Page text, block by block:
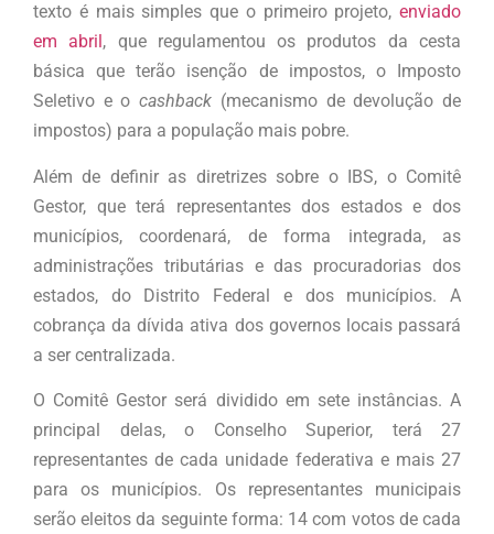
texto é mais simples que o primeiro projeto, enviado
em abril, que regulamentou os produtos da cesta
básica que terão isenção de impostos, o Imposto
Seletivo e ocashback (mecanismo de devolução de
impostos) para a população mais pobre.
Além de definir as diretrizes sobre o IBS, o Comitê
Gestor, que terá representantes dos estados e dos
municípios, coordenará, de forma integrada, as
administrações tributárias e das procuradorias dos
estados, do Distrito Federal e dos municípios. A
cobrança da dívida ativa dos governos locais passará
a ser centralizada.
O Comitê Gestor será dividido em sete instâncias. A
principal delas, o Conselho Superior, terá 27
representantes de cada unidade federativa e mais 27
para os municípios. Os representantes municipais
serão eleitos da seguinte forma: 14 com votos de cada